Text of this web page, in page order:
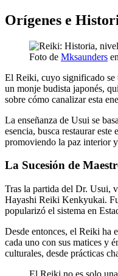
Orígenes e
Foto de Mksaunders en
El Reiki, cuyo significado se
un monje budista japonés,
sobre cómo canalizar esta
La enseñanza de Usui se
esencia, busca restaurar
promoviendo la paz interior
La Sucesión de
Tras la partida del Dr. Usui,
Hayashi Reiki Kenkyukai.
popularizó el sistema en
Desde entonces, el Reiki ha
cada uno con sus matices y
culturales, desde prácticas